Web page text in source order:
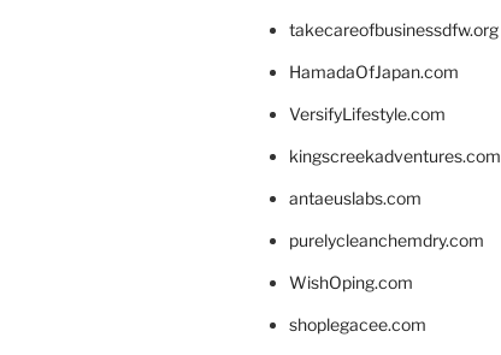
takecareofbusinessdfw.org
HamadaOfJapan.com
VersifyLifestyle.com
kingscreekadventures.com
antaeuslabs.com
purelycleanchemdry.com
WishOping.com
shoplegacee.com